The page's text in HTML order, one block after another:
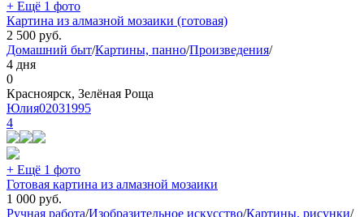
+ Ещё 1 фото
Картина из алмазной мозаики (готовая)
2 500 руб.
Домашний быт/Картины, панно/Произведения/
4 дня
0
Красноярск, Зелёная Роща
Юлия02031995
4
+ Ещё 1 фото
Готовая картина из алмазной мозаики
1 000 руб.
Ручная работа/Изобразительное искусство/Картины, рисунки/